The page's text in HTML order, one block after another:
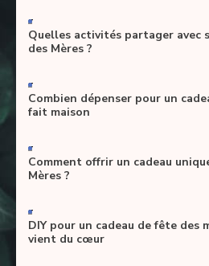
-
Quelles activités partager avec
des Mères ?
-
Combien dépenser pour un
fait maison
-
Comment offrir un cadeau
Mères ?
-
DIY pour un cadeau de fête des
vient du cœur